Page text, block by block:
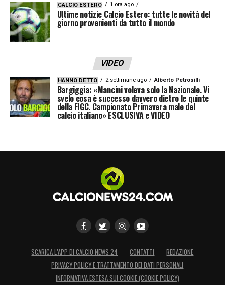
CALCIO ESTERO 1 ora ago
Ultime notizie Calcio Estero: tutte le novità del
giorno provenienti da tutto il mondo
VIDEO
HANNO DETTO 2 settimane ago Alberto Petrosilli
Bargiggia: «Mancini voleva solo la Nazionale. Vi
svelo cosa è successo davvero dietro le quinte
della FIGC. Campionato Primavera male del
calcio italiano» ESCLUSIVA e VIDEO
SCARICA L’APP DI CALCIO NEWS 24 CONTATTI
REDAZIONE
PRIVACY POLICY E TRATTAMENTO DEI DATI PERSONALI
INFORMATIVA ESTESA SUI COOKIE (COOKIE POLICY)